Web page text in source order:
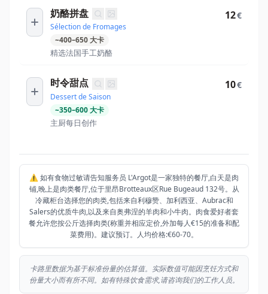
奶酪拼盘
Sélection de Fromages
~400–650大卡
精选法国手工奶酪
12€
时令甜点
Dessert de Saison
~350–600大卡
主厨每日创作
10€
⚠️ 如有食物过敏请告知服务员 L'Argot是一家独特的餐厅,白天是肉
铺,晚上是肉类餐厅,位于里昂Brotteaux区Rue Bugeaud 132号。从
冷藏柜台选择您的肉类,包括来自利穆赞、加利西亚、Aubrac和
Salers的优质牛肉,以及来自奥弗涅的羊肉和小牛肉。肉食爱好者套
餐允许您按公斤选择肉类(称重并相应定价,外加每人€15的准备和配
菜费用)。建议预订。人均价格:€60-70。
卡路里数据为基于标准份量的估算值。实际数值可能因烹饪方式和
份量大小而有所不同。如有特殊饮食需求,请咨询我们的工作人员。